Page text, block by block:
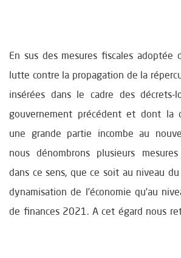
En sus des mesures fiscales adoptée
lutte contre la propagation de la
insérées dans le cadre des décrets-
gouvernement précédent et dont la
une grande partie incombe au
nous dénombrons plusieurs
dans ce sens, que ce soit au niveau
dynamisation de l’économie qu’au
de finances 2021. A cet égard nous